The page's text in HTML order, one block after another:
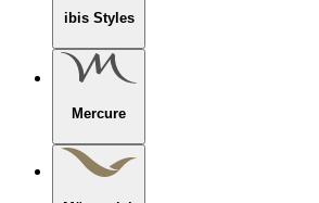
ibis Styles
Mercure